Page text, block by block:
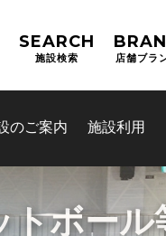
SEARCH
施設検索 店舗ブラ
のご案内 施設利用
トボール